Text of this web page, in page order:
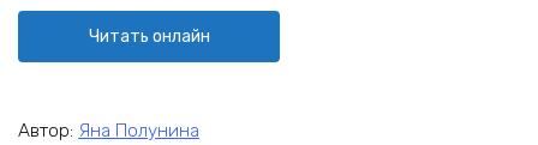
Читать онлайн
Автор: Яна Полунина